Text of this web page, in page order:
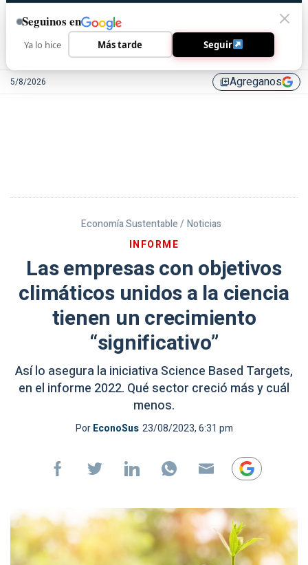
5/8/2026 library_addAgreganos
Economía Sustentable / Noticias
INFORME
Las empresas con objetivos
climáticos unidos a la ciencia
tienen un crecimiento
“significativo”
Así lo asegura la iniciativa Science Based Targets,
en el informe 2022. Qué sector creció más y cuál
menos.
PorEconoSus 23/08/2023, 6:31 pm
Seguinos en
Ya lo hice Más tarde Seguir